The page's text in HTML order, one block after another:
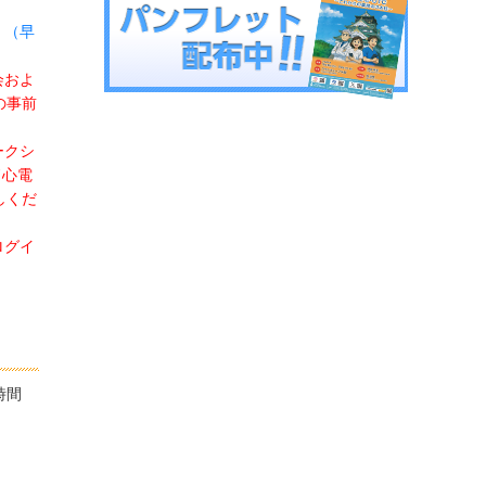
（早
よ
事前
シ
電
くだ
イ
間